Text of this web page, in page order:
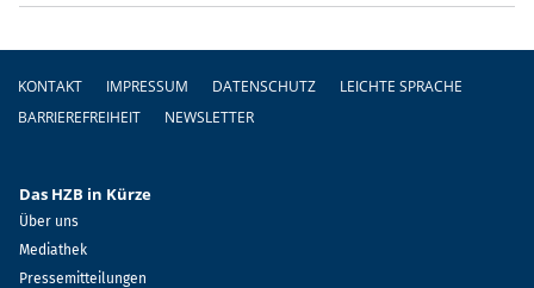
Fußzeile
KONTAKT IMPRESSUM DATENSCHUTZ
LEICHTE SPRACHE
BARRIEREFREIHEIT
NEWSLETTER
Das HZB in Kürze
Über uns
Mediathek
Pressemitteilungen